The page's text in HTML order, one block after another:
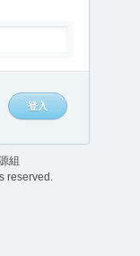
組
reserved.